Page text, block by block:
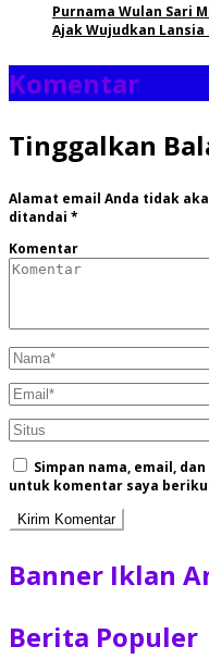
Purnama Wulan Sari
Ajak Wujudkan Lansia
Komentar
Tinggalkan
Alamat email Anda tidak
ditandai *
Komentar
Simpan nama, email,
untuk komentar saya
Banner Iklan
Berita Populer